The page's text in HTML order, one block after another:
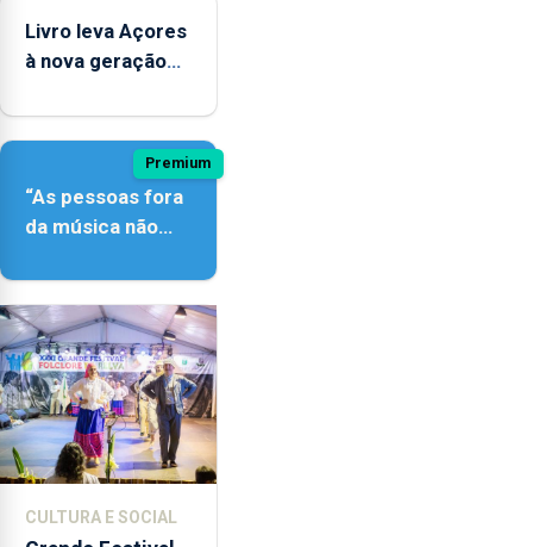
Livro leva Açores
à nova geração
Premium
“As pessoas fora
da música não
quão difícil é
produzir uma
música”
CULTURA E SOCIAL